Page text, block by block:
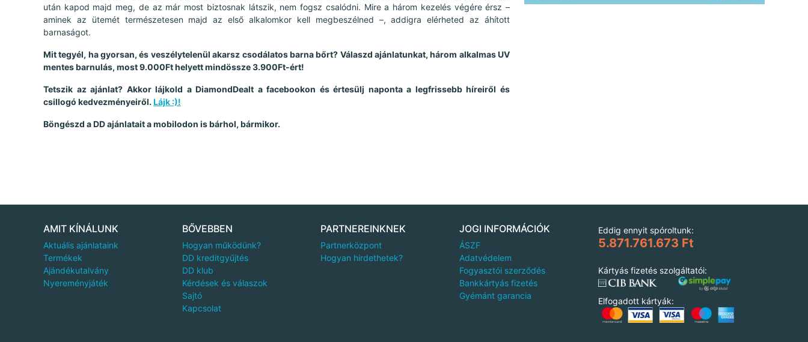
után kapod majd meg, de az már most biztosnak látszik, nem fogsz csalódni. Mire a három kezelés végére érsz –
aminek az ütemét természetesen majd az első alkalomkor kell megbeszélned –, addigra elérheted az áhított
barnaságot.
Mit tegyél, ha gyorsan, és veszélytelenül akarsz csodálatos barna bőrt? Válaszd ajánlatunkat, három alkalmas UV
mentes barnulás, most 9.000Ft helyett mindössze 3.900Ft-ért!
Tetszik az ajánlat? Akkor lájkold a DiamondDealt a facebookon és értesülj naponta a legfrissebb híreiről és
csillogó kedvezményeiről. Lájk :)!
Böngészd a DD ajánlatait a mobilodon is bárhol, bármikor.
AMIT KÍNÁLUNK
Aktuális ajánlataink
Termékek
Ajándékutalvány
Nyereményjáték
BŐVEBBEN
Hogyan működünk?
DD kreditgyűjtés
DD klub
Kérdések és válaszok
Sajtó
Kapcsolat
PARTNEREINKNEK
Partnerközpont
Hogyan hirdethetek?
JOGI INFORMÁCIÓK
ÁSZF
Adatvédelem
Fogyasztói szerződés
Bankkártyás fizetés
Gyémánt garancia
Eddig ennyit spóroltunk:
5.871.761.673 Ft
Kártyás fizetés szolgáltatói:
Elfogadott kártyák: